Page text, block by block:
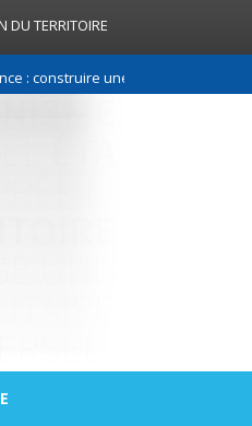
DU TERRITOIRE
une relation de confiance